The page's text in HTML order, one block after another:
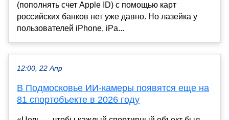
(пополнять счет Apple ID) с помощью карт
российских банков нет уже давно. Но лазейка у
пользователей iPhone, iPa...
12:00, 22 Апр
В Подмосковье ИИ-камеры появятся еще на
81 спортобъекте в 2026 году